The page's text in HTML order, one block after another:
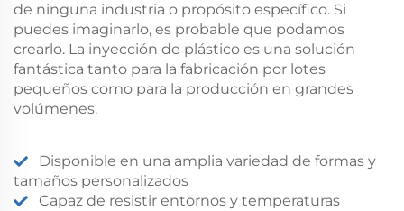
de ninguna industria o propósito específico. Si
puedes imaginarlo, es probable que podamos
crearlo. La inyección de plástico es una solución
fantástica tanto para la fabricación por lotes
pequeños como para la producción en grandes
volúmenes.
Disponible en una amplia variedad de formas y
tamaños personalizados
Capaz de resistir entornos y temperaturas